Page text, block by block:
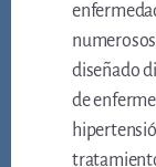
diseñado
de